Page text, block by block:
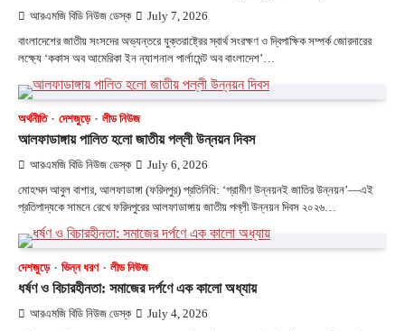
আরএমজি বিডি নিউজ ডেস্ক July 7, 2026
বাংলাদেশের জাতীয় সংসদের অভ্যন্তরে যুক্তরাষ্ট্রের স্বার্থ সংরক্ষণ ও দ্বিপাক্ষিক সম্পর্ক জোরদারের
লক্ষ্যে ‘ককাস অব আমেরিকা ইন ন্যাশনাল পার্লামেন্ট অব বাংলাদেশ’…
অর্থনীতি দেশজুড়ে লীড নিউজ
আলফাডাঙ্গায় পালিত হলো জাতীয় পল্লী উন্নয়ন দিবস
আরএমজি বিডি নিউজ ডেস্ক July 6, 2026
মোহম্মদ আবুল বাশার, আলফাডাঙ্গা (ফরিদপুর) প্রতিনিধি: ‘গ্রামীণ উন্নয়নই জাতির উন্নয়ন’—এই
প্রতিপাদ্যকে সামনে রেখে ফরিদপুরের আলফাডাঙ্গায় জাতীয় পল্লী উন্নয়ন দিবস ২০২৬…
দেশজুড়ে ভিন্ন ধরণ লীড নিউজ
ধর্ষণ ও বিচারহীনতা: সমাজের দর্পণে এক কালো অধ্যায়
আরএমজি বিডি নিউজ ডেস্ক July 4, 2026